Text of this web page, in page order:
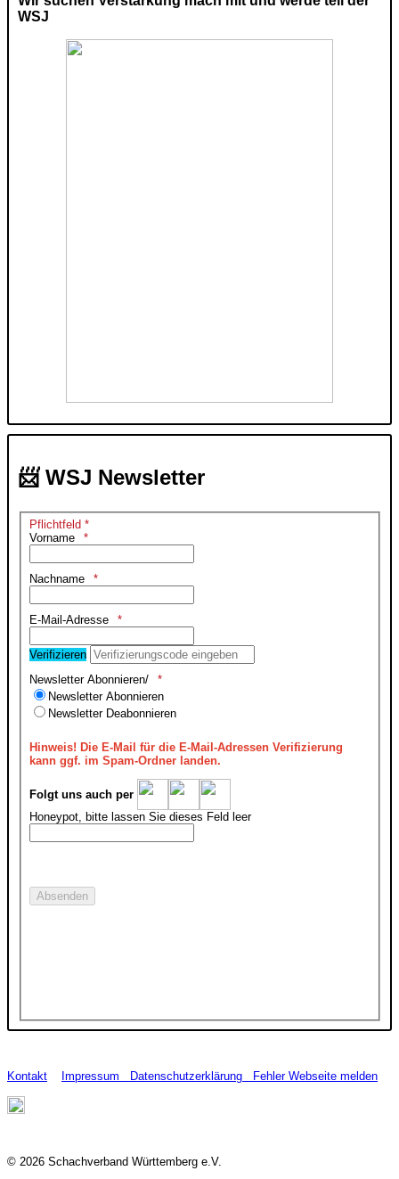
WSJ
📨 WSJ Newsletter
Pflichtfeld *
Vorname
Nachname
E-Mail-Adresse
Verifizieren
Newsletter Abonnieren/
Newsletter Abonnieren
Newsletter Deabonnieren
Hinweis! Die E-Mail für die E-Mail-Adressen Verifizierung
kann ggf. im Spam-Ordner landen.
Folgt uns auch per
Honeypot, bitte lassen Sie dieses Feld leer
Kontakt Impressum Datenschutzerklärung Fehler Webseite melden
© 2026 Schachverband Württemberg e.V.